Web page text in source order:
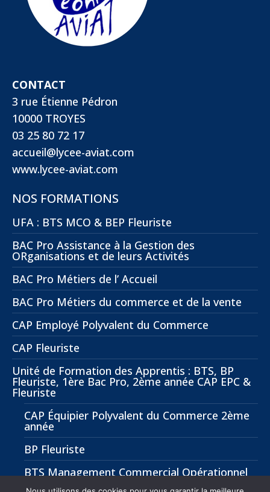
CONTACT
3 rue Étienne Pédron
10000 TROYES
03 25 80 72 17
accueil@lycee-aviat.com
www.lycee-aviat.com
NOS FORMATIONS
UFA : BTS MCO & BEP Fleuriste
BAC Pro Assistance à la Gestion des
ORganisations et de leurs Activités
BAC Pro Métiers de l’ Accueil
BAC Pro Métiers du commerce et de la vente
CAP Employé Polyvalent du Commerce
CAP Fleuriste
Unité de Formation des Apprentis : BTS, BP
Fleuriste, 1ère Bac Pro, 2ème année CAP EPC &
Fleuriste
CAP Équipier Polyvalent du Commerce 2ème
année
BP Fleuriste
BTS Management Commercial Opérationnel